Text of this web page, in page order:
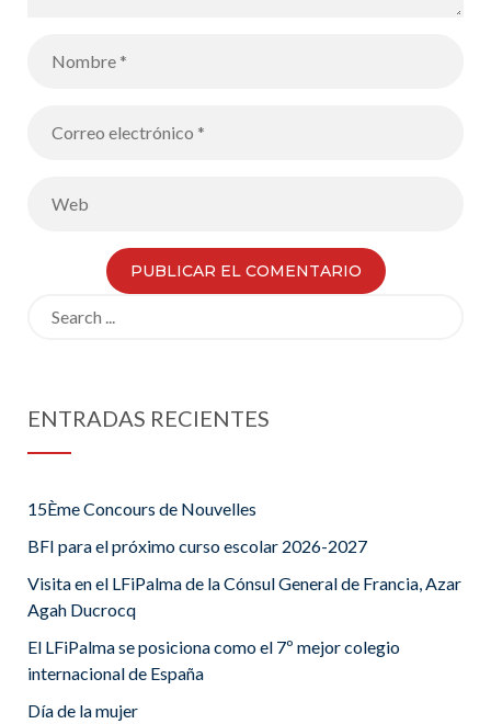
ENTRADAS RECIENTES
15Ème Concours de Nouvelles
BFI para el próximo curso escolar 2026-2027
Visita en el LFiPalma de la Cónsul General de Francia, Azar
Agah Ducrocq
El LFiPalma se posiciona como el 7º mejor colegio
internacional de España
Día de la mujer